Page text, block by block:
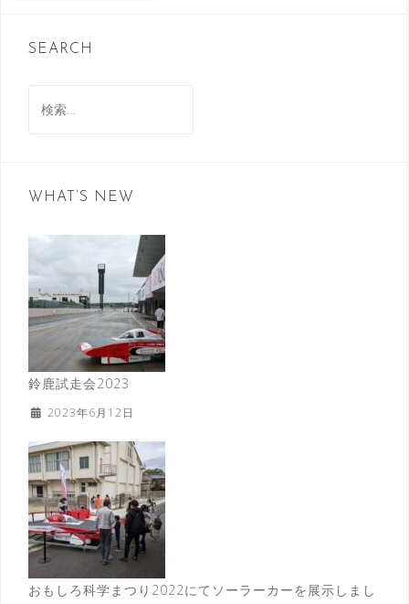
SEARCH
索:
WHAT’S NEW
鈴鹿試走会2023
2023年6月12日
おもしろ科学まつり2022にてソーラーカーを展示しまし